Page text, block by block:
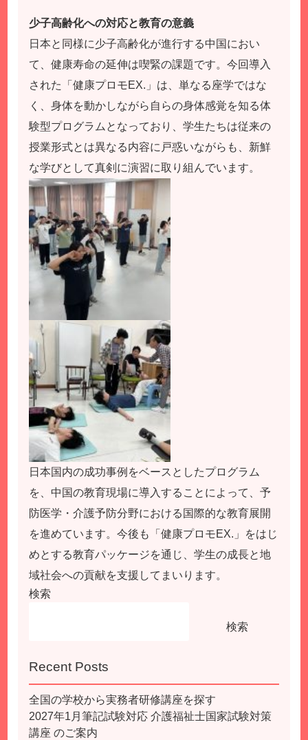
少子高齢化への対応と教育の意義
日本と同様に少子高齢化が進行する中国におい
て、健康寿命の延伸は喫緊の課題です。今回導入
された「健康プロモEX.」は、単なる座学ではな
く、身体を動かしながら自らの身体感覚を知る体
験型プログラムとなっており、学生たちは従来の
授業形式とは異なる内容に戸惑いながらも、新鮮
な学びとして真剣に演習に取り組んでいます。
日本国内の成功事例をベースとしたプログラム
を、中国の教育現場に導入することによって、予
防医学・介護予防分野における国際的な教育展開
を進めています。今後も「健康プロモEX.」をはじ
めとする教育パッケージを通じ、学生の成長と地
域社会への貢献を支援してまいります。
検索
検索
Recent Posts
全国の学校から実務者研修講座を探す
2027年1月筆記試験対応 介護福祉士国家試験対策
講座 のご案内